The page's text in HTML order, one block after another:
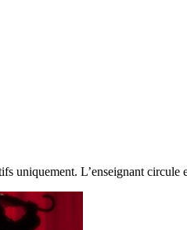
uniquement. L’enseignant circule